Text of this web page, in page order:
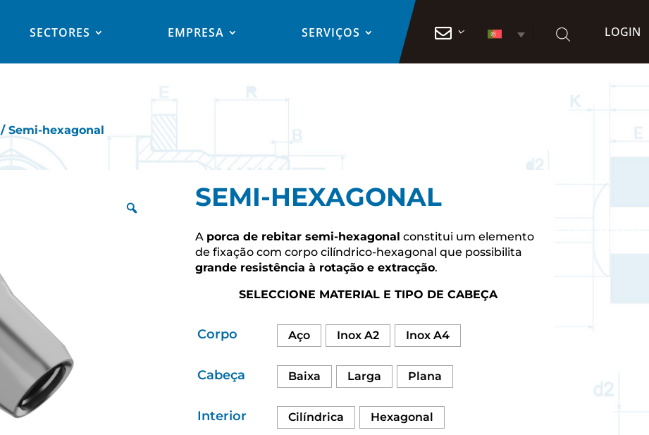
SECTORES EMPRESA SERVIÇOS  LOGIN
/ Semi-hexagonal
SEMI-HEXAGONAL
A porca de rebitar semi-hexagonal constitui um elemento
de fixação com corpo cilíndrico-hexagonal que possibilita
grande resistência à rotação e extracção.
SELECCIONE MATERIAL E TIPO DE CABEÇA
Corpo Aço Inox A2 Inox A4
Cabeça Baixa Larga Plana
Interior Cilíndrica Hexagonal